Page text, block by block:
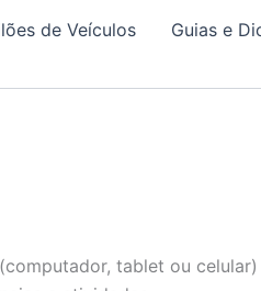
de Veículos Guias e
tablet ou